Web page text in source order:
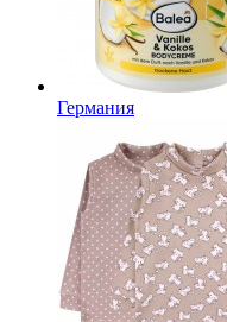
Германия